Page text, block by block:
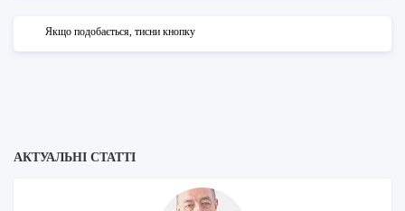
АКТУАЛЬНІ СТАТТІ
Якщо подобається, тисни кнопку